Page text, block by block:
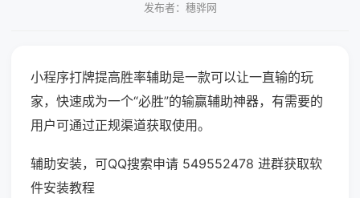
发布者：穗骅网
小程序打牌提高胜率辅助是一款可以让一直输的玩
家，快速成为一个“必胜”的输赢辅助神器，有需要的
用户可通过正规渠道获取使用。
辅助安装，可QQ搜索申请 549552478 进群获取软
件安装教程